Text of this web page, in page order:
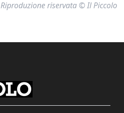
Riproduzione riservata © Il Piccolo